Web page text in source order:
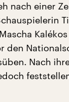
nach einer
den
Nach